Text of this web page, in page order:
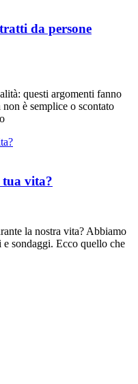
da persone
questi argomenti fanno
è semplice o scontato
tua vita?
la nostra vita? Abbiamo
sondaggi. Ecco quello che